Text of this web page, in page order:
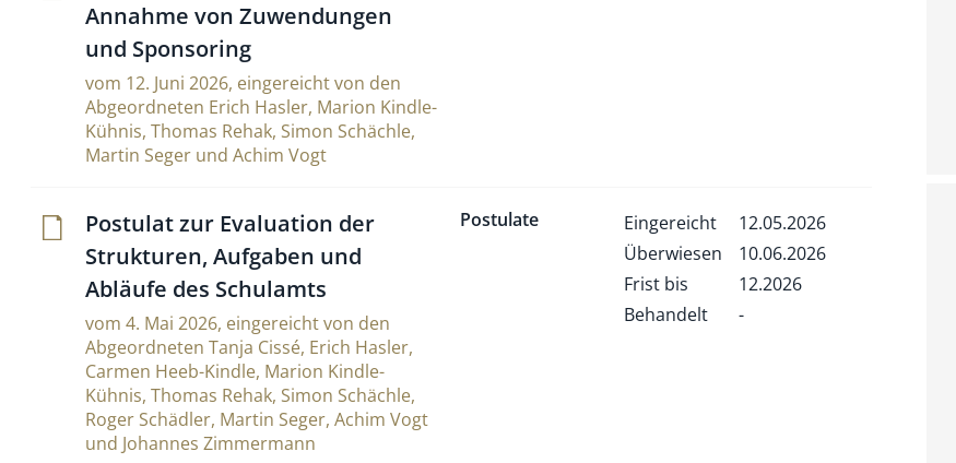
Annahme von Zuwen­dungen
und Sponsoring
vom 12. Juni 2026, eingereicht von den
Abgeordneten Erich Hasler, Marion Kindle-
Kühnis, Thomas Rehak, Simon Schächle,
Martin Seger und Achim Vogt
Postulat zur Eva­lua­tion der
Struk­turen, Auf­gaben und
Abläufe des Schulamts
vom 4. Mai 2026, eingereicht von den
Abgeordneten Tanja Cissé, Erich Hasler,
Carmen Heeb-Kindle, Marion Kindle-
Kühnis, Thomas Rehak, Simon Schächle,
Roger Schädler, Martin Seger, Achim Vogt
und Johannes Zimmermann
Postulate Eingereicht
12.05.2026
Überwiesen
10.06.2026
Frist bis
12.2026
Behandelt
-